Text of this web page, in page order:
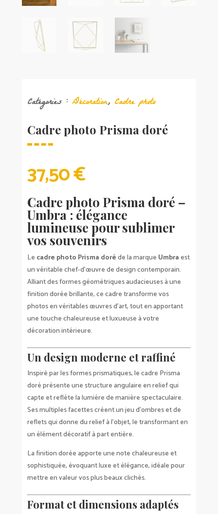
Catégories : Décoration, Cadre photo
Cadre photo Prisma doré
37,50€
Cadre photo Prisma doré –
Umbra : élégance
lumineuse pour sublimer
vos souvenirs
Le cadre photo Prisma doréde la marque Umbra est
un véritable chef-d’œuvre de design contemporain.
Alliant des formes géométriques audacieuses à une
finition dorée brillante, ce cadre transforme vos
photos en véritables œuvres d’art, tout en apportant
une touche chaleureuse et luxueuse à votre
décoration intérieure.
Un design moderne et raffiné
Inspiré par les formes prismatiques, le cadre Prisma
doré présente une structure angulaire en relief qui
capte et reflète la lumière de manière spectaculaire.
Ses multiples facettes créent un jeu d’ombres et de
reflets qui donne du relief à l’objet, le transformant en
un élément décoratif à part entière.
La finition dorée apporte une note chaleureuse et
sophistiquée, évoquant luxe et élégance, idéale pour
mettre en valeur vos plus beaux clichés.
Format et dimensions adaptés